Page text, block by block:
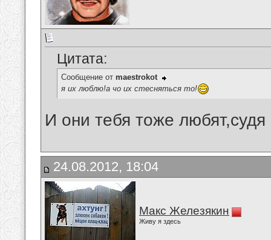
Цитата:
Сообщение от maestrokot
я их люблю!а чо их стесняться то!
И они тебя тоже любят,судя
24.08.2012, 18:04
Макс Железякин
Живу я здесь